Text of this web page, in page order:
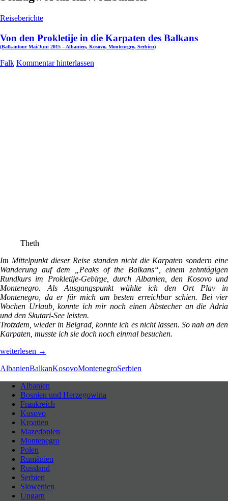
Reiseberichte
Von den Prokletije in die Karpaten des Balkans
(Balkantour Mai/Juni 2015 – Albanien, Kosovo, Montenegro, Serbien)
Falk Kommentar hinterlassen
Theth
Im Mittelpunkt dieser Reise standen nicht die Karpaten sondern eine
Wanderung auf dem „Peaks of the Balkans“, einem zehntägigen
Rundkurs im Prokletije-Gebirge, durch Albanien, den Kosovo und
Montenegro. Als Ausgangspunkt wählte ich den Ort Plav in
Montenegro, da er für mich am besten erreichbar schien. Bei vier
Wochen Urlaub, konnte ich mir noch einen Abstecher an die Adria
und den Skutari-See leisten.
Trotzdem, wieder in Belgrad, konnte ich es nicht lassen. So nah an den
Karpaten, musste ich sie doch noch einmal besuchen.
Von
Prokletije
Karpaten
Balkans
(Balkantour
Albanien,
Montenegro,
Serbien)
weiterlesen →
AlbanienBalkanKosovoMontenegroSerbien
Neues entdecken durch Langsamkeit
Albanien
Bosnien und Herzegowina
Frankreich
Kosovo
Kroatien
Mazedonien
Montenegro
Polen
Rumänien
Russland
Serbien
Slowenien
Ungarn